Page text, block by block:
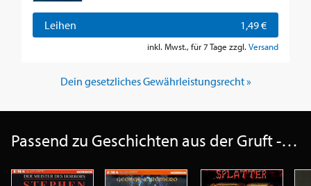
Leihen 1,49 €
inkl. Mwst., für 7 Tage zzgl. Versand
Dein gesetzliches Gewährleistungsrecht »
Passend zu Geschichten aus der Gruft - Masters of Horror 5